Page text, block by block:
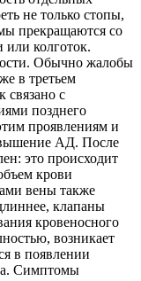
не только стопы,
прекращаются со
или колготок.
Обычно жалобы
в третьем
связано с
позднего
проявлениям и
АД. После
это происходит
крови
вены также
клапаны
кровеносного
возникает
в появлении
Симптомы